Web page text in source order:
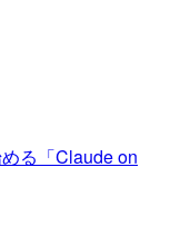
る「Claude on